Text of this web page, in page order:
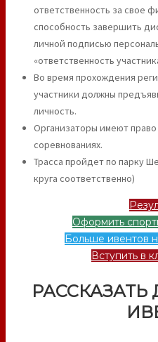
ответственность за свое
способность завершить
личной подписью
«ответственность
Во время прохождения
участники должны
личность.
Организаторы имеют право
соревнованиях.
Трасса пройдет по парку
круга соответственно)
Оформить
Больше ивентов
Вступить в